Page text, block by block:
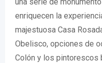
enriquecen la
majestuosa Casa
Obelisco, opciones de
Colón y los pintorescos